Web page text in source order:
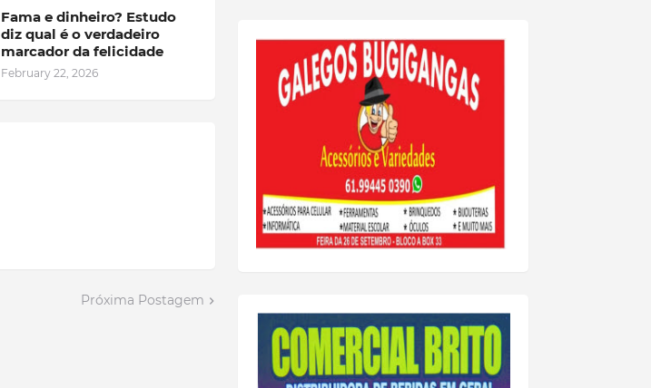
Fama e dinheiro? Estudo
diz qual é o verdadeiro
marcador da felicidade
February 22, 2026
Próxima Postagem